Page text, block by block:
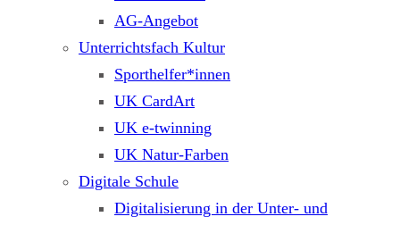
AG-Angebot
Unterrichtsfach Kultur
Sporthelfer*innen
UK CardArt
UK e-twinning
UK Natur-Farben
Digitale Schule
Digitalisierung in der Unter- und